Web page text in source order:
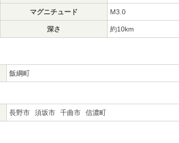
マグニチュード M3.0
深さ 約10km
飯綱町
長野市 須坂市 千曲市 信濃町